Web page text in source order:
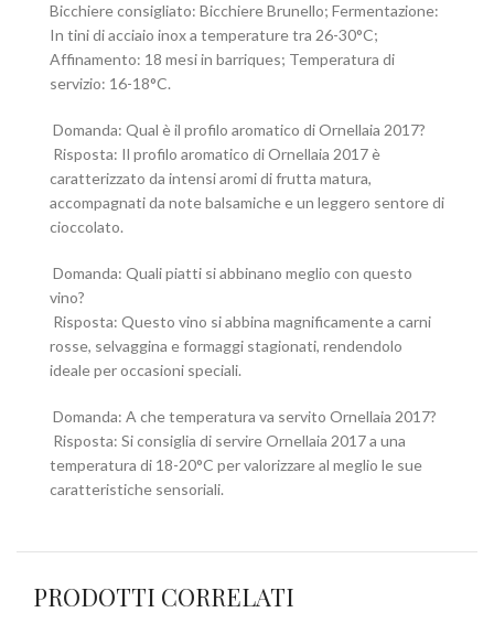
Bicchiere consigliato: Bicchiere Brunello; Fermentazione:
In tini di acciaio inox a temperature tra 26-30°C;
Affinamento: 18 mesi in barriques; Temperatura di
servizio: 16-18°C.
Domanda: Qual è il profilo aromatico di Ornellaia 2017?
Risposta: Il profilo aromatico di Ornellaia 2017 è
caratterizzato da intensi aromi di frutta matura,
accompagnati da note balsamiche e un leggero sentore di
cioccolato.
Domanda: Quali piatti si abbinano meglio con questo
vino?
Risposta: Questo vino si abbina magnificamente a carni
rosse, selvaggina e formaggi stagionati, rendendolo
ideale per occasioni speciali.
Domanda: A che temperatura va servito Ornellaia 2017?
Risposta: Si consiglia di servire Ornellaia 2017 a una
temperatura di 18-20°C per valorizzare al meglio le sue
caratteristiche sensoriali.
PRODOTTI CORRELATI